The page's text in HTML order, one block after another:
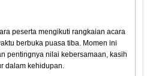
peserta mengikuti rangkaian acara
berbuka puasa tiba. Momen ini
pentingnya nilai kebersamaan, kasih
dalam kehidupan.